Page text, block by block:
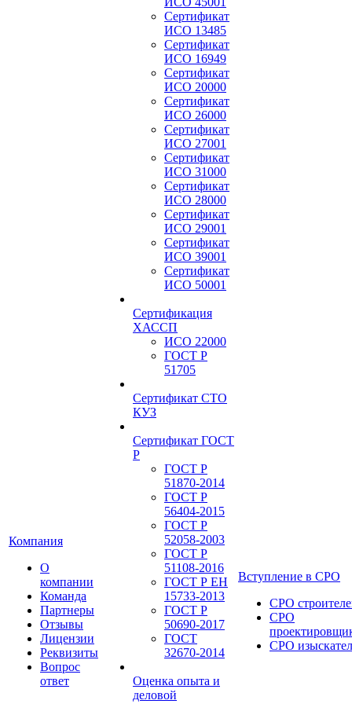
Компания
О
компании
Команда
Партнеры
Отзывы
Лицензии
Реквизиты
Вопрос
ответ
Сертификат
ИСО 13485
Сертификат
ИСО 16949
Сертификат
ИСО 20000
Сертификат
ИСО 26000
Сертификат
ИСО 27001
Сертификат
ИСО 31000
Сертификат
ИСО 28000
Сертификат
ИСО 29001
Сертификат
ИСО 39001
Сертификат
ИСО 50001
Сертификация
ХАССП
ИСО 22000
ГОСТ Р
51705
Сертификат СТО
КУЗ
Сертификат ГОСТ
Р
ГОСТ Р
51870-2014
ГОСТ Р
56404-2015
ГОСТ Р
52058-2003
ГОСТ Р
51108-2016
ГОСТ Р ЕН
15733-2013
ГОСТ Р
50690-2017
ГОСТ
32670-2014
Оценка опыта и
деловой
Вступление в СРО
СРО
СРО
СРО